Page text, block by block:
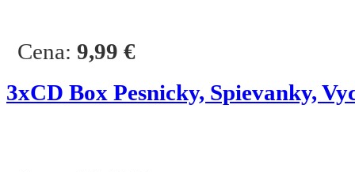
Cena: 9,99 €
3xCD Box Pesnicky, Spievanky,